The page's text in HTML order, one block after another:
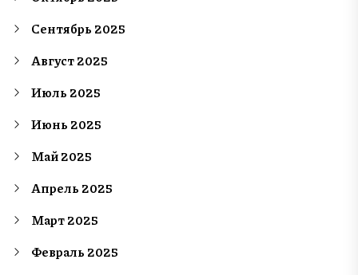
Сентябрь 2025
Август 2025
Июль 2025
Июнь 2025
Май 2025
Апрель 2025
Март 2025
Февраль 2025